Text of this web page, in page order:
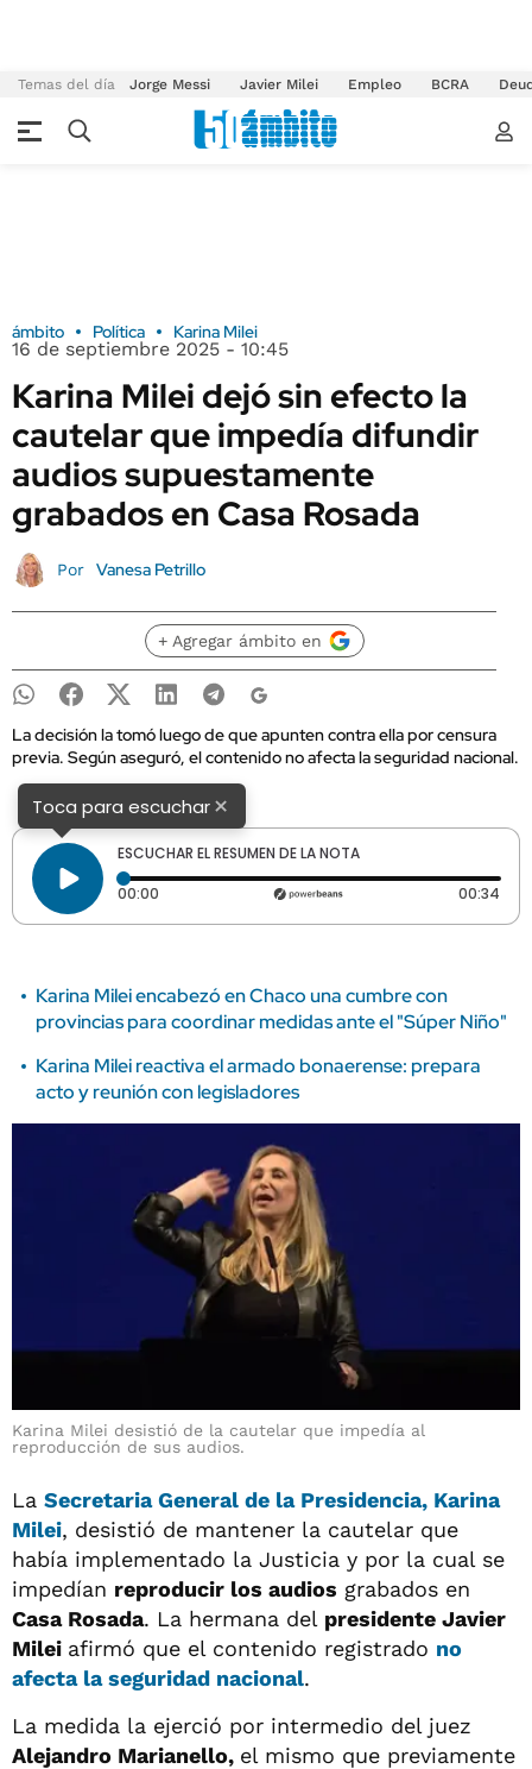
Temas del día Jorge Messi Javier Milei Empleo BCRA
ámbito Política Karina Milei
16 de septiembre 2025 - 10:45
Karina Milei dejó sin efecto la
cautelar que impedía difundir
audios supuestamente
grabados en Casa Rosada
Por Vanesa Petrillo
+ Agregar ámbito en
La decisión la tomó luego de que apunten contra ella por censura
previa. Según aseguró, el contenido no afecta la seguridad nacional.
Toca para escuchar×
ESCUCHAR EL RESUMEN DE LA NOTA
00:00 Tiempo transcurrido: 0 segundos 00:34
Karina Milei encabezó en Chaco una cumbre con
provincias para coordinar medidas ante el "Súper Niño"
Karina Milei reactiva el armado bonaerense: prepara
acto y reunión con legisladores
Karina Milei desistió de la cautelar que impedía al
reproducción de sus audios.
La Secretaria General de la Presidencia, Karina
Milei, desistió de mantener la cautelar que
había implementado la Justicia y por la cual se
impedían reproducir los audios grabados en
Casa Rosada. La hermana del presidente Javier
Milei afirmó que el contenido registrado no
afecta la seguridad nacional.
La medida la ejerció por intermedio del juez
Alejandro Marianello, el mismo que previamente